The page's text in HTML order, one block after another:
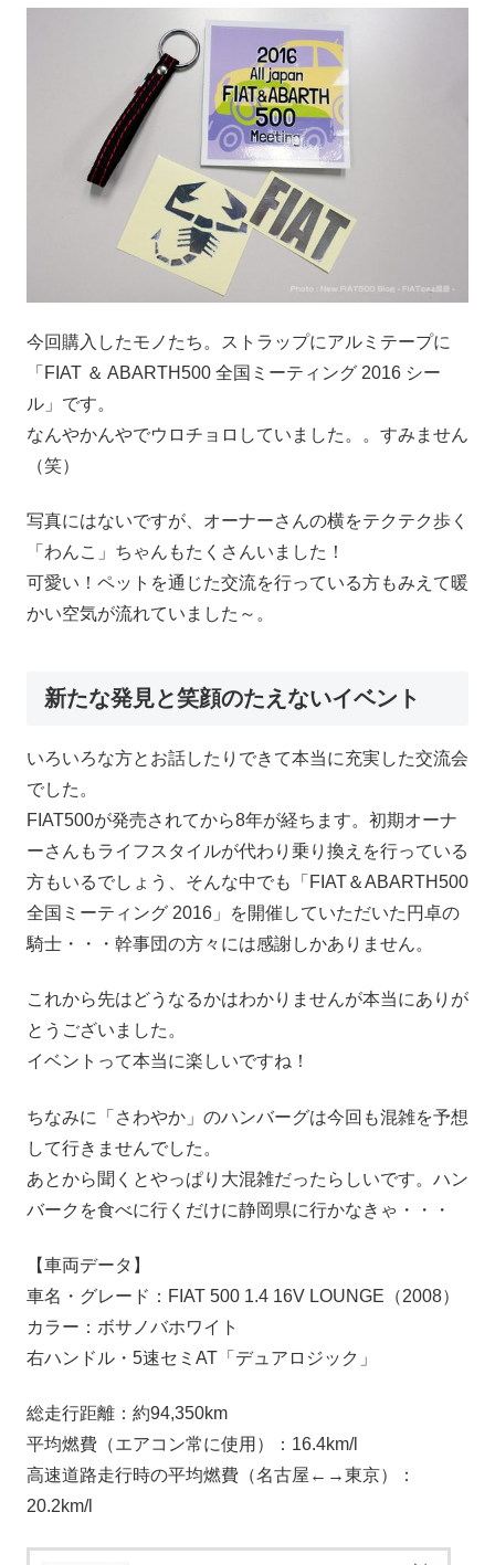
今回購入したモノたち。ストラップにアルミテープに
「FIAT ＆ ABARTH500 全国ミーティング 2016 シー
ル」です。
なんやかんやでウロチョロしていました。。すみません
（笑）
写真にはないですが、オーナーさんの横をテクテク歩く
「わんこ」ちゃんもたくさんいました！
可愛い！ペットを通じた交流を行っている方もみえて暖
かい空気が流れていました～。
新たな発見と笑顔のたえないイベント
いろいろな方とお話したりできて本当に充実した交流会
でした。
FIAT500が発売されてから8年が経ちます。初期オーナ
ーさんもライフスタイルが代わり乗り換えを行っている
方もいるでしょう、そんな中でも「FIAT＆ABARTH500
全国ミーティング 2016」を開催していただいた円卓の
騎士・・・幹事団の方々には感謝しかありません。
これから先はどうなるかはわかりませんが本当にありが
とうございました。
イベントって本当に楽しいですね！
ちなみに「さわやか」のハンバーグは今回も混雑を予想
して行きませんでした。
あとから聞くとやっぱり大混雑だったらしいです。ハン
バークを食べに行くだけに静岡県に行かなきゃ・・・
【車両データ】
車名・グレード：FIAT 500 1.4 16V LOUNGE（2008）
カラー：ボサノバホワイト
右ハンドル・5速セミAT「デュアロジック」
総走行距離：約94,350km
平均燃費（エアコン常に使用）：16.4km/l
高速道路走行時の平均燃費（名古屋←→東京）：
20.2km/l